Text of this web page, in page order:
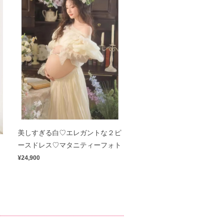
美しすぎる白♡エレガントな２ピ
ースドレス♡マタニティーフォト
¥24,900